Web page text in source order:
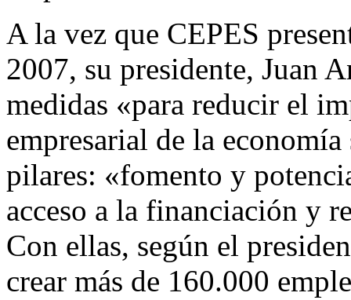
A la vez que CEPES
2007, su presidente, Juan
medidas «para reducir el
empresarial de la
pilares: «fomento y
acceso a la financiación y
Con ellas, según el
crear más de 160.000